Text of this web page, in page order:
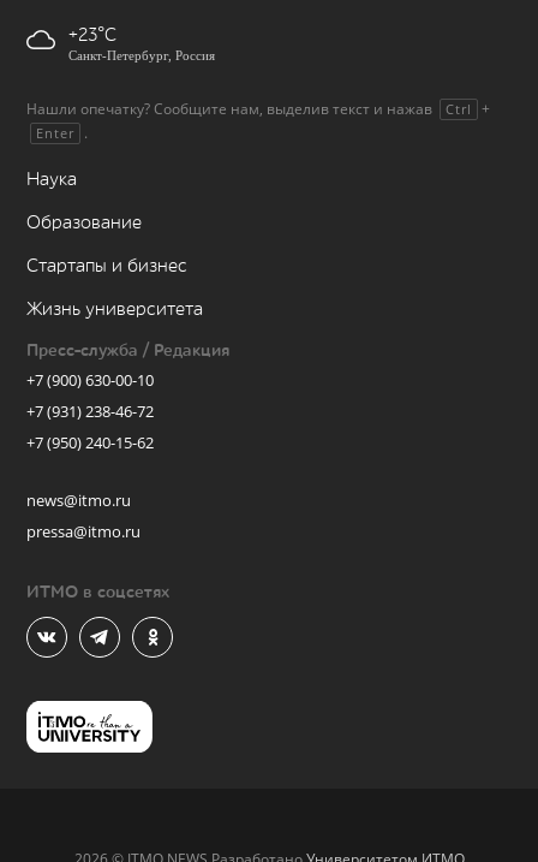
+23
Санкт-Петербург, Россия
Нашли опечатку? Сообщите нам, выделив текст и нажав Ctrl +
Enter .
Наука
Образование
Стартапы и бизнес
Жизнь университета
Пресс-служба / Редакция
+7 (900) 630-00-10
+7 (931) 238-46-72
+7 (950) 240-15-62
news@itmo.ru
pressa@itmo.ru
ИТМО в соцсетях